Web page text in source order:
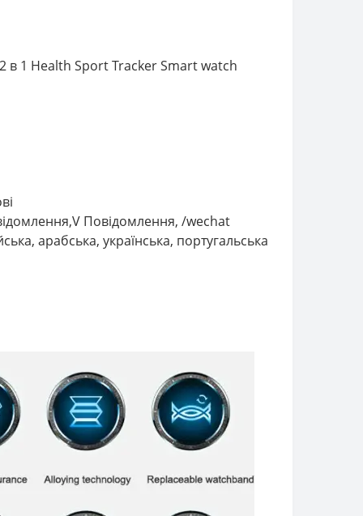
в 1 Health Sport Tracker Smart watch
Повідомлення, /wechat
арабська, українська, португальська